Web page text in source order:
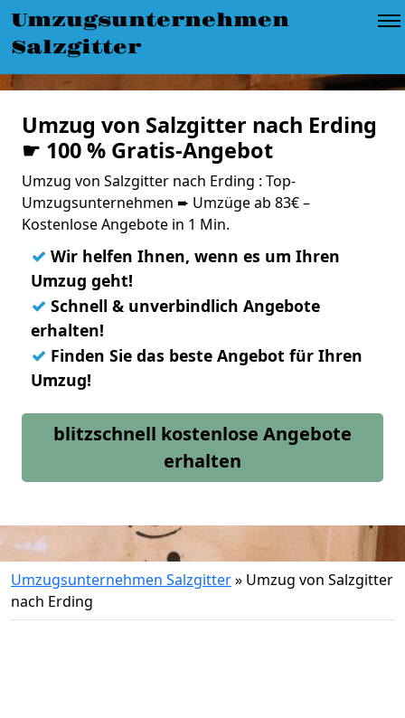
Umzugsunternehmen
Salzgitter
Umzug von Salzgitter nach Erding
☛ 100 % Gratis-Angebot
Umzug von Salzgitter nach Erding : Top-
Umzugsunternehmen ➨ Umzüge ab 83€ –
Kostenlose Angebote in 1 Min.
✓ Wir helfen Ihnen, wenn es um Ihren
Umzug geht!
✓ Schnell & unverbindlich Angebote
erhalten!
✓ Finden Sie das beste Angebot für Ihren
Umzug!
blitzschnell kostenlose Angebote
erhalten
Umzugsunternehmen Salzgitter» Umzug von Salzgitter
nach Erding